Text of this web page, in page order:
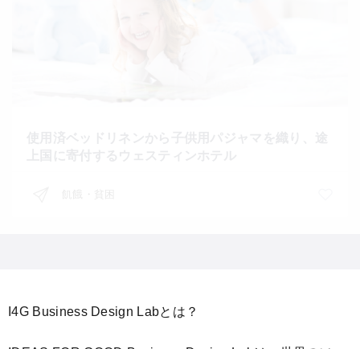
I4G Business Design Labとは？